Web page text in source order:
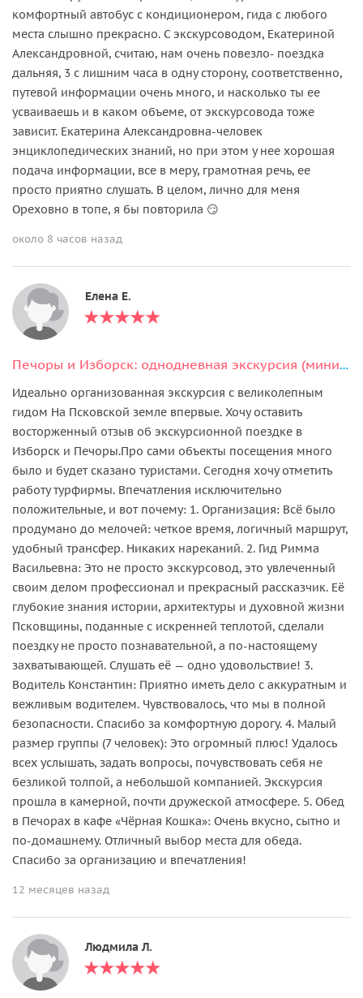
комфортный автобус с кондиционером, гида с любого
места слышно прекрасно. С экскурсоводом, Екатериной
Александровной, считаю, нам очень повезло- поездка
дальняя, 3 с лишним часа в одну сторону, соответственно,
путевой информации очень много, и насколько ты ее
усваиваешь и в каком объеме, от экскурсовода тоже
зависит. Екатерина Александровна-человек
энциклопедических знаний, но при этом у нее хорошая
подача информации, все в меру, грамотная речь, ее
просто приятно слушать. В целом, лично для меня
Ореховно в топе, я бы повторила 😏
около 8 часов назад
Елена Е.
Печоры и Изборск: однодневная экскурсия (мини-группа)
Идеально организованная экскурсия с великолепным
гидом На Псковской земле впервые. Хочу оставить
восторженный отзыв об экскурсионной поездке в
Изборск и Печоры.Про сами объекты посещения много
было и будет сказано туристами. Сегодня хочу отметить
работу турфирмы. Впечатления исключительно
положительные, и вот почему: 1. Организация: Всё было
продумано до мелочей: четкое время, логичный маршрут,
удобный трансфер. Никаких нареканий. 2. Гид Римма
Васильевна: Это не просто экскурсовод, это увлеченный
своим делом профессионал и прекрасный рассказчик. Её
глубокие знания истории, архитектуры и духовной жизни
Псковщины, поданные с искренней теплотой, сделали
поездку не просто познавательной, а по-настоящему
захватывающей. Слушать её — одно удовольствие! 3.
Водитель Константин: Приятно иметь дело с аккуратным и
вежливым водителем. Чувствовалось, что мы в полной
безопасности. Спасибо за комфортную дорогу. 4. Малый
размер группы (7 человек): Это огромный плюс! Удалось
всех услышать, задать вопросы, почувствовать себя не
безликой толпой, а небольшой компанией. Экскурсия
прошла в камерной, почти дружеской атмосфере. 5. Обед
в Печорах в кафе «Чёрная Кошка»: Очень вкусно, сытно и
по-домашнему. Отличный выбор места для обеда.
Спасибо за организацию и впечатления!
12 месяцев назад
Людмила Л.